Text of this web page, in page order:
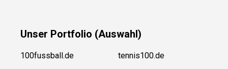
Unser Portfolio (Auswahl)
100fussball.de
tennis100.de